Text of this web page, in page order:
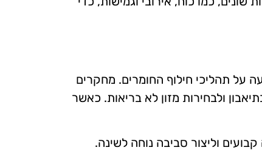
על תהליכי חילוף החומרים. מחקרים
ולבחירות מזון לא בריאות. כאשר
וליצור סביבה נוחה לשינה.